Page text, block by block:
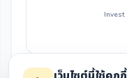
Invest